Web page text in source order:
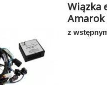
Wiązka
Amarok
z